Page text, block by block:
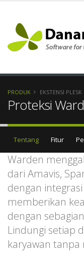
PRODUK EKSTENSI PLESK
Proteksi
Tentang Fitur
Warden
dari Amavis,
dengan
memberikan
dengan
Lindungi setiap
karyawan tanpa